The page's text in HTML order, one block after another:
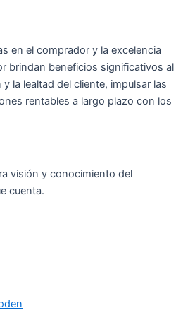
en el comprador y la excelencia
brindan beneficios significativos al
la lealtad del cliente, impulsar las
rentables a largo plazo con los
visión y conocimiento del
cuenta.